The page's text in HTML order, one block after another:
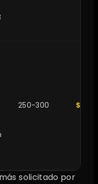
250-300
solicitado por